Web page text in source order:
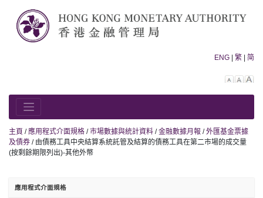
content
ENG | 繁 | 简
Reset
主頁 /應用程式介面規格 /市場數據與統計資料 /金融數據月報 /外匯基金票據
及債券 / 由債務工具中央結算系統託管及結算的債務工具在第二市場的成交量
(按剩餘期限列出)-其他外幣
應用程式介面規格